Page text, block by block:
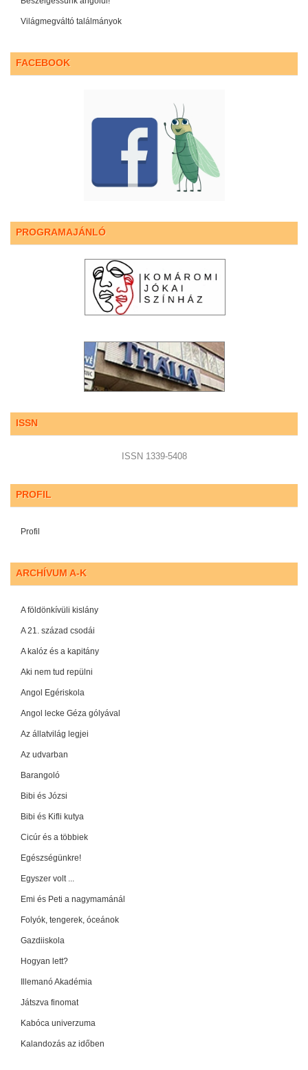
Világmegváltó találmányok
FACEBOOK
PROGRAMAJÁNLÓ
ISSN
ISSN 1339-5408
PROFIL
Profil
ARCHÍVUM A-K
A földönkívüli kislány
A 21. század csodái
A kalóz és a kapitány
Aki nem tud repülni
Angol Egériskola
Angol lecke Géza gólyával
Az állatvilág legjei
Az udvarban
Barangoló
Bibi és Józsi
Bibi és Kifli kutya
Cicúr és a többiek
Egészségünkre!
Egyszer volt ...
Emi és Peti a nagymamánál
Folyók, tengerek, óceánok
Gazdiiskola
Hogyan lett?
Illemanó Akadémia
Játszva finomat
Kabóca univerzuma
Kalandozás az időben